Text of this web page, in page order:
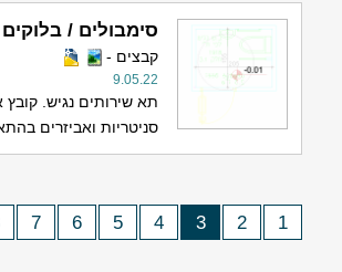
סימבולים /
קבצים -
9.05.22
תא שירותים נגיש. קובץ
סניטריות ואביזרים
1
2
3
4
5
6
7